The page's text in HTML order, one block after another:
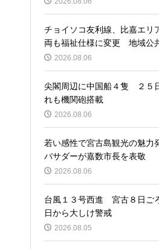
チョイソコ友利線、比嘉エ
両も福祉仕様に変更 地域公
2026.08.06
尖閣周辺に中国船４隻 ２５
れも機関砲搭載
2026.08.06
若い感性で宮古島観光の魅
バサダーが嘉数市長を表敬
2026.08.06
台風１３号西進 宮古８日ご
日から大しけ警戒
2026.08.05